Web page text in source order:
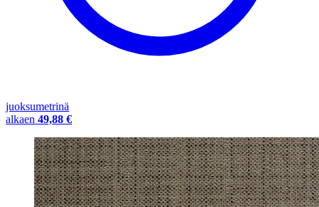
juoksumetrinä
alkaen 49,88 €